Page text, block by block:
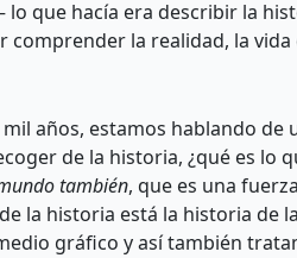
que hacía era describir la
la realidad, la
años, estamos hablando de
de la historia, ¿qué es lo
también, que es una
la historia está la historia de
gráfico y así también